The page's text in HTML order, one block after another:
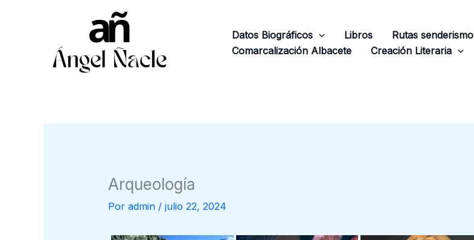
Datos Biográficos Libros Rutas senderismo
Comarcalización Albacete
Creación Literaria
Arqueología
Por admin / julio 22, 2024